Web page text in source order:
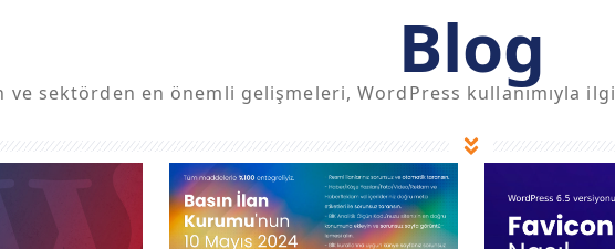
Blog
ve sektörden en önemli gelişmeleri, WordPress kullanımıyla